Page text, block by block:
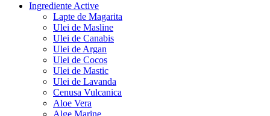
Ingrediente Active
Lapte de Magarita
Ulei de Masline
Ulei de Canabis
Ulei de Argan
Ulei de Cocos
Ulei de Mastic
Ulei de Lavanda
Cenusa Vulcanica
Aloe Vera
Alge Marine